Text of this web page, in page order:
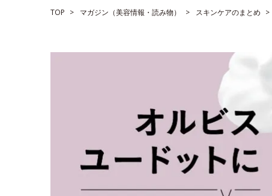
TOP マガジン（美容情報・読み物） スキンケアのまとめ